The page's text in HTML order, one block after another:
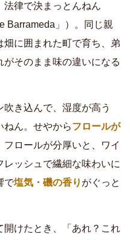
法律で決まっとんねん
Barrameda」）。同じ親
に囲まれた町で育ち、弟
そのまま味の違いになる
き込んで、湿度が高う
ねん。せやからフロールが
フロールが分厚いと、ワイ
ッシュで繊細な味わいに
で塩気・磯の香り がぐっと
開けたとき、「あれ？これ